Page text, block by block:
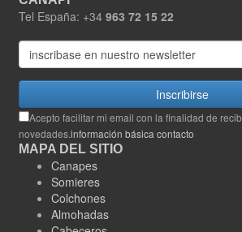
Tel España: +34 963 72 15 22
Inscribirse
Acepto facilitar mi email con la finalidad de
novedades.información básica contacto
MAPA DEL SITIO
Canapes
Somieres
Colchones
Almohadas